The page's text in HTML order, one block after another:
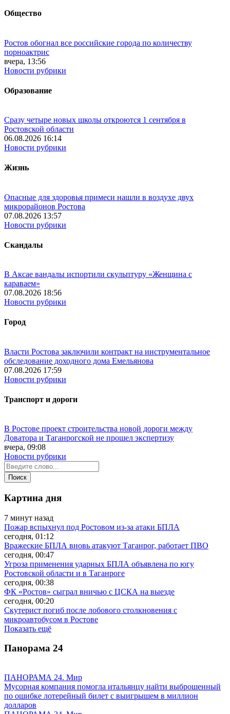
Общество
Ростов обогнал все российские города по количеству
порноактрис
вчера, 13:56
Новости рубрики
Образование
Сразу четыре новых школы откроются 1 сентября в
Ростовской области
06.08.2026 16:14
Новости рубрики
Жизнь
Опасные для здоровья примеси нашли в воздухе двух
микрорайонов Ростова
07.08.2026 13:57
Новости рубрики
Скандалы
В Аксае вандалы испортили скульптуру «Женщина с
караваем»
07.08.2026 18:56
Новости рубрики
Город
Власти Ростова заключили контракт на инструментальное
обследование доходного дома Емельянова
07.08.2026 17:59
Новости рубрики
Транспорт и дороги
В Ростове проект строительства новой дороги между
Доватора и Таганрогской не прошел экспертизу
вчера, 09:08
Новости рубрики
Картина дня
7 минут назад
Пожар вспыхнул под Ростовом из-за атаки БПЛА
сегодня, 01:12
Вражеские БПЛА вновь атакуют Таганрог, работает ПВО
сегодня, 00:47
Угроза применения ударных БПЛА объявлена по югу
Ростовской области и в Таганроге
сегодня, 00:38
ФК «Ростов» сыграл вничью с ЦСКА на выезде
сегодня, 00:20
Скутерист погиб после лобового столкновения с
микроавтобусом в Ростове
Показать ещё
Панорама 24
ПАНОРАМА 24. Мир
Мусорная компания помогла итальянцу найти выброшенный
по ошибке лотерейный билет с выигрышем в миллион
долларов